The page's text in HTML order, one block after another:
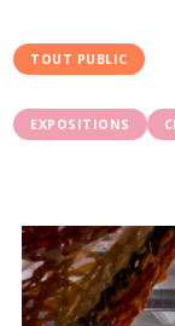
TOUT PUBLIC
EXPOSITIONS